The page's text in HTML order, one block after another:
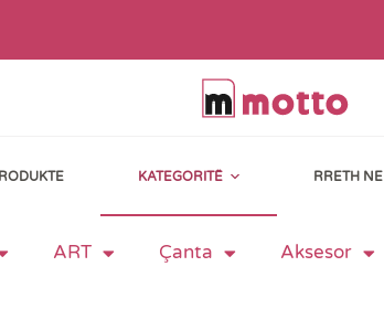
KATEGORITË RRETH NE
ART Çanta Aksesor